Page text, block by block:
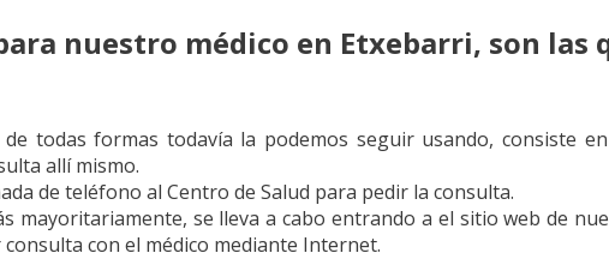
nuestro médico en Etxebarri, son las
todas formas todavía la podemos seguir usando, consiste
allí mismo.
de teléfono al Centro de Salud para pedir la consulta.
mayoritariamente, se lleva a cabo entrando a el sitio web de
con el médico mediante Internet.